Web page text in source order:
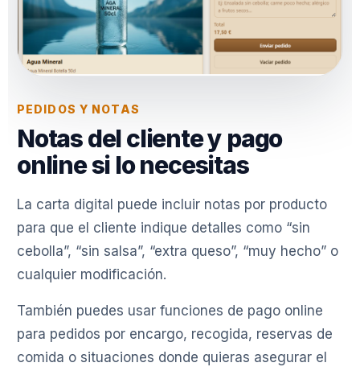
PEDIDOS Y NOTAS
Notas del cliente y pago
online si lo necesitas
La carta digital puede incluir notas por producto
para que el cliente indique detalles como “sin
cebolla”, “sin salsa”, “extra queso”, “muy hecho” o
cualquier modificación.
También puedes usar funciones de pago online
para pedidos por encargo, recogida, reservas de
comida o situaciones donde quieras asegurar el